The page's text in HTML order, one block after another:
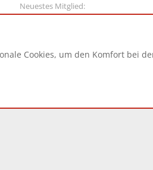
Neuestes Mitglied
Cookies, um den Komfort bei